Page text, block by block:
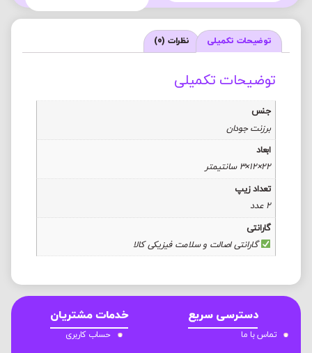
توضیحات تکمیلی نظرات (0)
توضیحات تکمیلی
جنس
برزنت جودان
ابعاد
22×12×3 سانتیمتر
تعداد زیپ
2 عدد
گارانتی
گارانتی اصالت و سلامت فیزیکی کالا
دسترسی سریع
تماس با ما
خدمات مشتریان
حساب کاربری